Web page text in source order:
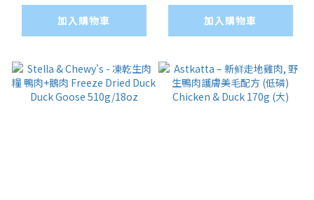
加入購物車 加入購物車